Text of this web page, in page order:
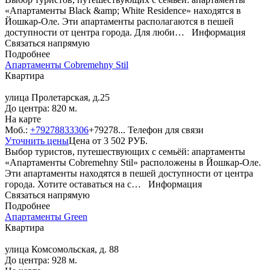
«Апартаменты Black &amp; White Residence» находятся в
Йошкар-Оле. Эти апартаменты располагаются в пешей
доступности от центра города. Для люби… Информация
Связаться напрямую
Подробнее
Апартаменты Cobremehny Stil
Квартира
улица Пролетарская, д.25
До центра: 820 м.
На карте
Моб.: +79278833306+79278... Телефон для связи
Уточнить ценыЦена от 3 502 РУБ.
Выбор туристов, путешествующих с семьёй: апартаменты
«Апартаменты Cobremehny Stil» расположены в Йошкар-Оле.
Эти апартаменты находятся в пешей доступности от центра
города. Хотите оставаться на с… Информация
Связаться напрямую
Подробнее
Апартаменты Green
Квартира
улица Комсомольская, д. 88
До центра: 928 м.